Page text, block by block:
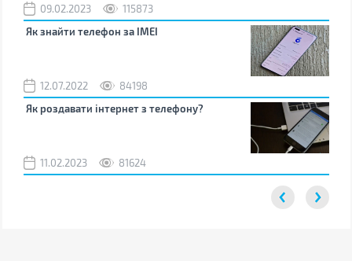
09.02.2023
115873
Як знайти телефон за IMEI
12.07.2022
84198
Як роздавати інтернет з телефону?
11.02.2023 81624